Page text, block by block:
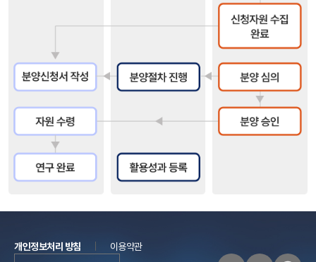
개인정보처리 방침
이용약관